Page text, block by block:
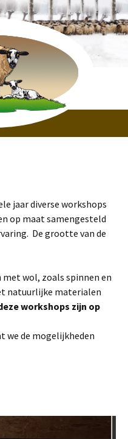
omgeving
jaar diverse workshops
op maat samengesteld
De grootte van de
wol, zoals spinnen en
natuurlijke materialen
workshops zijn op
we de mogelijkheden